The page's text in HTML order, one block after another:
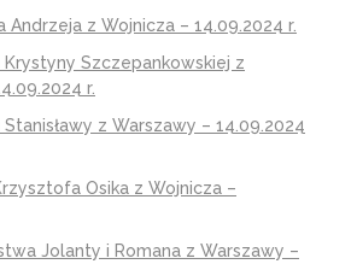
Andrzeja z Wojnicza – 14.09.2024 r.
Szczepankowskiej z
r.
z Warszawy – 14.09.2024
Osika z Wojnicza –
Jolanty i Romana z Warszawy –